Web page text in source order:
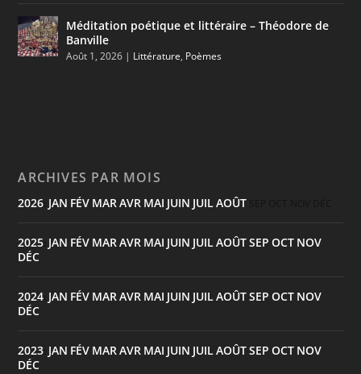
Méditation poétique et littéraire – Théodore de
Banville
Août 1, 2026 | Littérature, Poèmes
ARCHIVES PAR MOIS
2026 JAN FÉV MARAVR MAI JUIN JUILAOÛT
2025 JAN FÉV MARAVR MAI JUIN JUILAOÛTSEP OCT NOV
DÉC
2024 JAN FÉV MARAVR MAI JUIN JUILAOÛTSEP OCT NOV
DÉC
2023 JAN FÉV MARAVR MAI JUIN JUILAOÛTSEP OCT NOV
DÉC